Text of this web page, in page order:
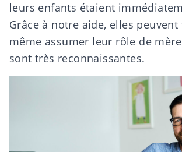
leurs enfants étaient
Grâce à notre aide, elles
même assumer leur rôle de
sont très reconnaissantes.